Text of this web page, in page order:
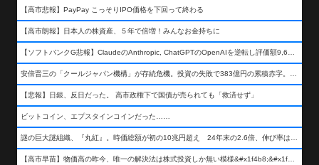
【高市悲報】PayPay こっそりIPO価格を下回って終わる
【高市朗報】日本人の株資産、５年で倍増！みんなお金持ちに
【ソフトバンクG悲報】ClaudeのAnthropic, ChatGPTのOpenAIを逆転し評価額9,650億ドル (約154兆円) の世界一価値あるAI企業に……
安倍晋三の「クールジャパン機構」が存続危機。投資の失敗で383億円の累積赤字。2025年度決算も大赤字の可能性。責任の所在はウヤムヤ
【悲報】日銀、反日だった。 高市政権下で国債が売られても「救済せず」
ビットコイン、エプスタインコインだった……
謎の巨大謎組織、『丸紅』。時価総額が初の10兆円超え 24年末の2.6倍、伸び率は謎組織首位
【高市早苗】物価高の昨今、唯一の解決法は株式投資しか無い模様&#x1f4b8;&#x1f4b8;&#x1f4b8;